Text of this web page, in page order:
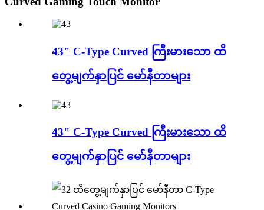
43" C-Type Curved ကြီးမားသော ထိ
တွေ့မျက်နှာပြင် မော်နီတာများ
43" C-Type Curved ကြီးမားသော ထိ
တွေ့မျက်နှာပြင် မော်နီတာများ